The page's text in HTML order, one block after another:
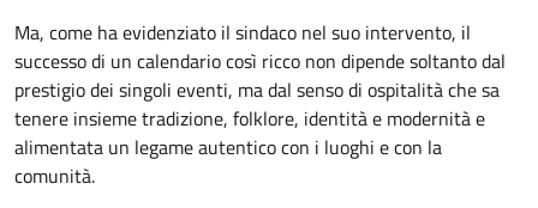
Ma, come ha evidenziato il sindaco nel suo intervento, il
successo di un calendario così ricco non dipende soltanto dal
prestigio dei singoli eventi, ma dal senso di ospitalità che sa
tenere insieme tradizione, folklore, identità e modernità e
alimentata un legame autentico con i luoghi e con la
comunità.